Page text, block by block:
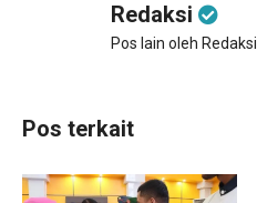
Redaksi
Pos lain oleh Redaksi
Pos terkait